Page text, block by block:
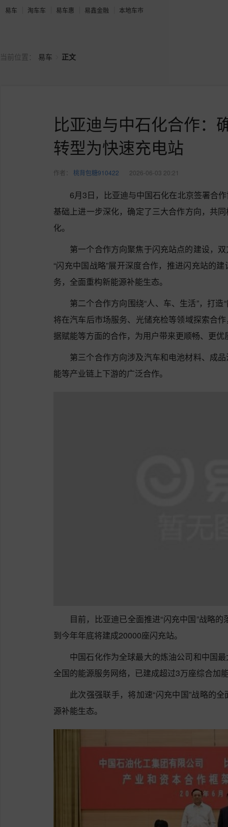
易车 淘车车 易车惠 易鑫金融 本地车市
当前位置： 易车 正文
比亚迪与中石化合作：
转型为快速充电站
作者： 桃背包糖910422 2026-06-03 20:21
6月3日，比亚迪与中国石化在北京签署合
基础上进一步深化，确定了三大合作方向，共
化。
第一个合作方向聚焦于闪充站点的建设，
“闪充中国战略”展开深度合作，推进闪充站的
务，全面重构新能源补能生态。
第二个合作方向围绕“人、车、生活”，打
将在汽车后市场服务、光储充检等领域探索合
据赋能等方面的合作，为用户带来更顺畅、更优
第三个合作方向涉及汽车和电池材料、成
能等产业链上下游的广泛合作。
目前，比亚迪已全面推进“闪充中国”战略
到今年年底将建成20000座闪充站。
中国石化作为全球最大的炼油公司和中国
全国的能源服务网络，已建成超过3万座综合加
此次强强联手，将加速“闪充中国”战略的
源补能生态。